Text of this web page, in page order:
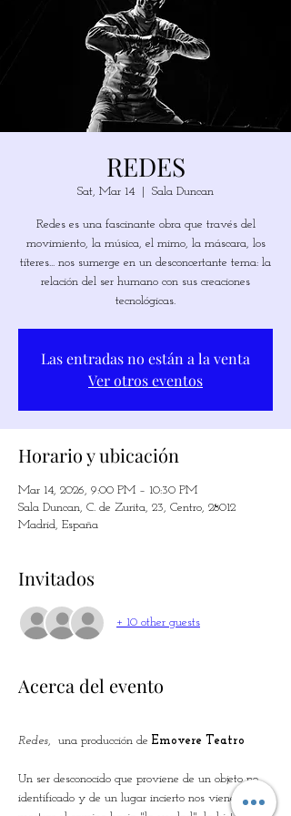
REDES
Sat, Mar 14 Sala Duncan
Redes es una fascinante obra que través del
movimiento, la música, el mimo, la máscara, los
títeres... nos sumerge en un desconcertante tema: la
relación del ser humano con sus creaciones
tecnológicas.
Las entradas no están a la venta
Ver otros eventos
Horario y ubicación
Mar 14, 2026, 9:00 PM – 10:30 PM
Sala Duncan, C. de Zurita, 23, Centro, 28012
Madrid, España
Invitados
+ 10 other guests
Acerca del evento
Redes,  una producción de Emovere Teatro
Un ser desconocido que proviene de un objeto no
identificado y de un lugar incierto nos viene a